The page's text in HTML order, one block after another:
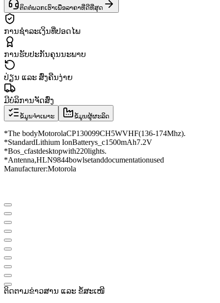
ຕິດຕໍ່ພວກເຮົາເພື່ອລາຄາທີ່ດີທີ່ສຸດ
ການຊຳລະເງິນທີ່ປອດໄພ
ການຮັບປະກັນຄຸນນະພາບ
ປ່ຽນ ແລະ ສົ່ງຄືນງ່າຍ
ມີບໍລິການຈັດສົ່ງ
ຂໍ້ມູນຈຳເພາະ ຂໍ້ມູນຜູ້ຜະລິດ
*The bodyMotorolaCP130099CH5WVHF(136-174Mhz).
*StandardLithium IonBatterys_c1500mAh7.2V
*Bos_cfastdesktopwith220lights.
*Antenna,HLN9844bowlsetanddocumentationused
Manufacturer:Motorola
ຕິດຕາມຂ່າວສານ ແລະ ຂໍ້ສະເໜີ